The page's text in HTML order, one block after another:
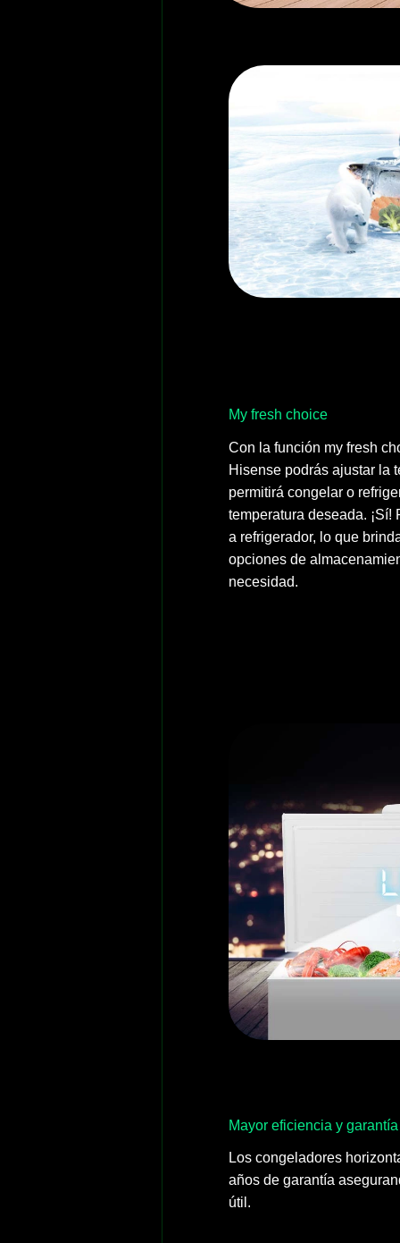
My fresh choice
Con la función my fresh
Hisense podrás ajustar la
permitirá congelar o
temperatura deseada.
a refrigerador, lo que
opciones de
necesidad.
Mayor eficiencia y garantía
Los congeladores
años de garantía
útil.